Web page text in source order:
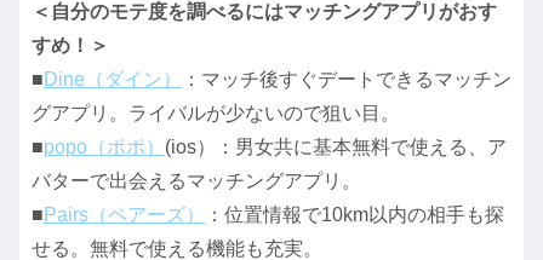
＜自分のモテ度を調べるにはマッチングアプリがおす
すめ！＞
■ Dine（ダイン）
：マッチ後すぐデートできるマッチン
グアプリ。ライバルが少ないので狙い目。
■popo（ポポ） (ios）：男女共に基本無料で使える、ア
バターで出会えるマッチングアプリ。
■ Pairs（ペアーズ）
：位置情報で10km以内の相手も探
せる。無料で使える機能も充実。